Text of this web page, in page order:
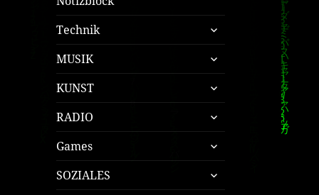
Technik
untermenü
öffnen
MUSIK
untermenü
öffnen
KUNST
untermenü
öffnen
RADIO
untermenü
öffnen
Games
untermenü
öffnen
SOZIALES
untermenü
öffnen